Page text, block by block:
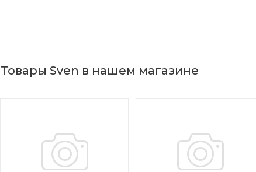
Товары Sven в нашем магазине